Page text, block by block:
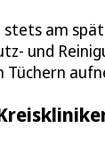
stets am
und
Tüchern